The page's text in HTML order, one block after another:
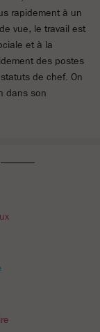
rapidement à un
vue, le travail est
et à la
des postes
de chef. On
dans son